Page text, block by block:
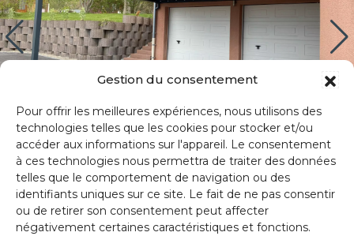
Gestion du consentement
Pour offrir les meilleures expériences, nous utilisons des
technologies telles que les cookies pour stocker et/ou
accéder aux informations sur l'appareil. Le consentement
à ces technologies nous permettra de traiter des données
telles que le comportement de navigation ou des
identifiants uniques sur ce site. Le fait de ne pas consentir
ou de retirer son consentement peut affecter
négativement certaines caractéristiques et fonctions.
22 Réalisations